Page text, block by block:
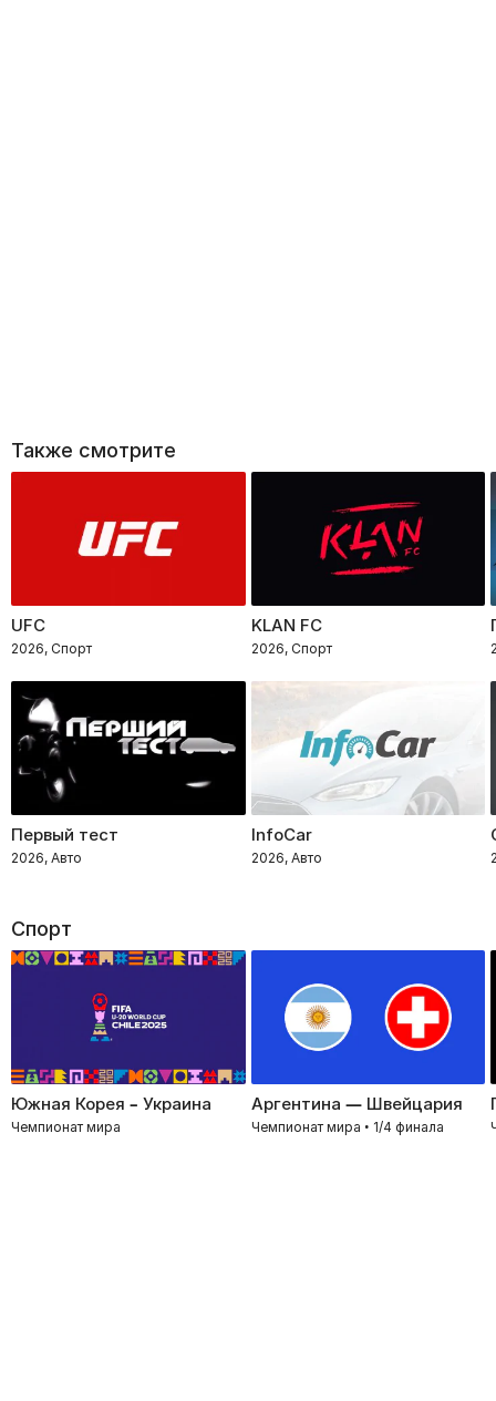
Также смотрите
UFC
2026, Спорт
KLAN FC
2026, Спорт
Первый тест
2026, Авто
InfoCar
2026, Авто
Спорт
Южная Корея – Украина
Чемпионат мира
Аргентина — Швейцария
Чемпионат мира • 1/4 финала